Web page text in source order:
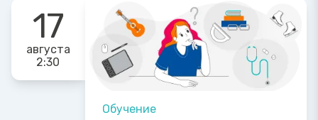
17
августа
2:30
Обучение